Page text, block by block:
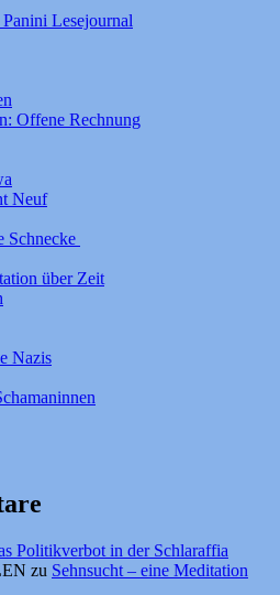
Lesejournal
Offene Rechnung
Neuf
Schnecke
über Zeit
Nazis
Politikverbot in der Schlaraffia
zu Sehnsucht – eine Meditation